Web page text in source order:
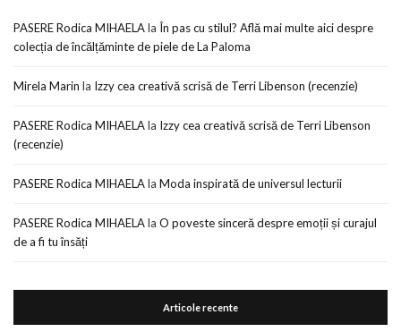
PASERE Rodica MIHAELAla În pas cu stilul? Află mai multe aici despre
colecția de încălțăminte de piele de La Paloma
Mirela Marin la Izzy cea creativă scrisă de Terri Libenson (recenzie)
PASERE Rodica MIHAELAla Izzy cea creativă scrisă de Terri Libenson
(recenzie)
PASERE Rodica MIHAELAla Moda inspirată de universul lecturii
PASERE Rodica MIHAELAla O poveste sinceră despre emoții și curajul
de a fi tu însăți
Articole recente